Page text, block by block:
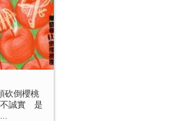
砍倒櫻桃
不誠實 是